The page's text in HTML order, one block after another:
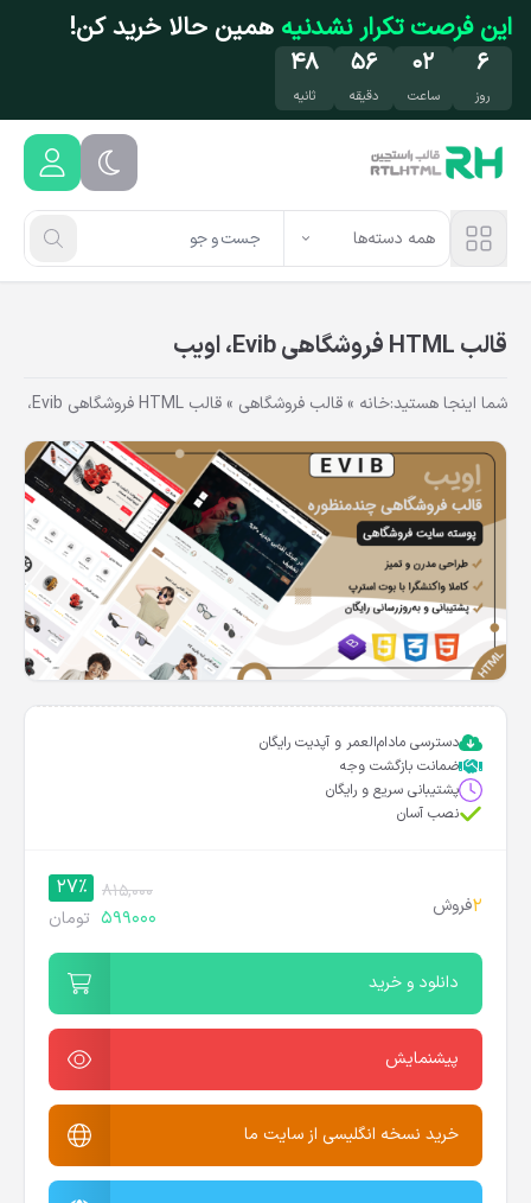
رفتن به محتوای اصلی
این فرصت تکرار نشدنیه همین حالا خرید کن!
۶
روز
۰۲
ساعت
۵۶
دقیقه
۴۷
ثانیه
همه دسته‌ها
قالب HTML فروشگاهی Evib، اویب
شما اینجا هستید:خانه »قالب فروشگاهی »قالب HTML فروشگاهی Evib، اویب
دسترسی مادام‌العمر و آپدیت رایگان
ضمانت بازگشت وجه
پشتیبانی سریع و رایگان
نصب آسان
2فروش
815,000
27%
599000 تومان
دانلود و خرید
پیشنمایش
خرید نسخه انگلیسی از سایت ما